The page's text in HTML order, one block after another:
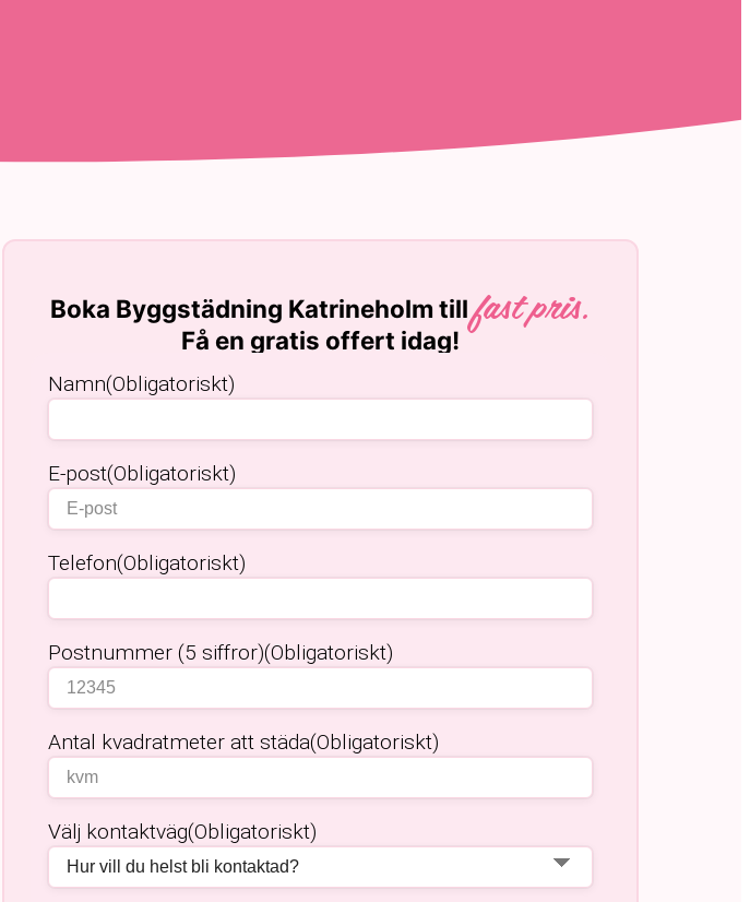
Boka Byggstädning Katrineholm tillfast pris.
Få en gratis offert idag!
Namn(Obligatoriskt)
E-post(Obligatoriskt)
Telefon(Obligatoriskt)
Postnummer (5 siffror)(Obligatoriskt)
Antal kvadratmeter att städa(Obligatoriskt)
Välj kontaktväg(Obligatoriskt)